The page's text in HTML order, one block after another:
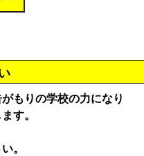
もりの学校の力になり
す。
。